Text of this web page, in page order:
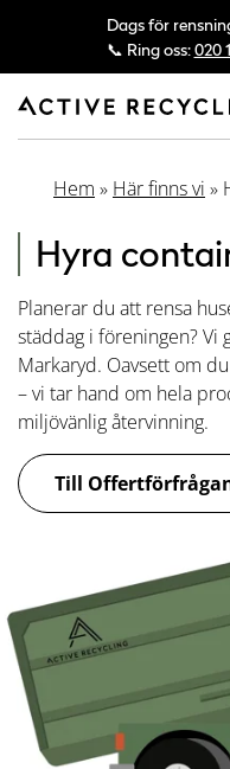
Dags för
📞 Ring oss:020
Hem » Här finns vi »
Hyra
Planerar du att rensa
städdag i föreningen? Vi
Markaryd. Oavsett om
– vi tar hand om hela
miljövänlig återvinning.
Till